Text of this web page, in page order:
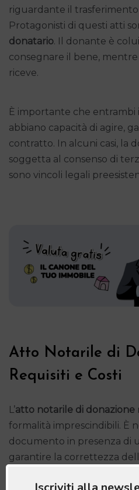
riguardante il
Protagonisti di questi atti
donatario. Il donante è
consegnare il bene,
riceve.
È importante che entrambi
abbiano capacità di agire,
contratto. In alcuni casi, la
soggetta al consenso di
sono vincoli legali
Atto Notarile di
Requisiti e Costi
L’atto notarile di donazione
formalità imprescindibili. È
documento in presenza di
garantire la correttezza